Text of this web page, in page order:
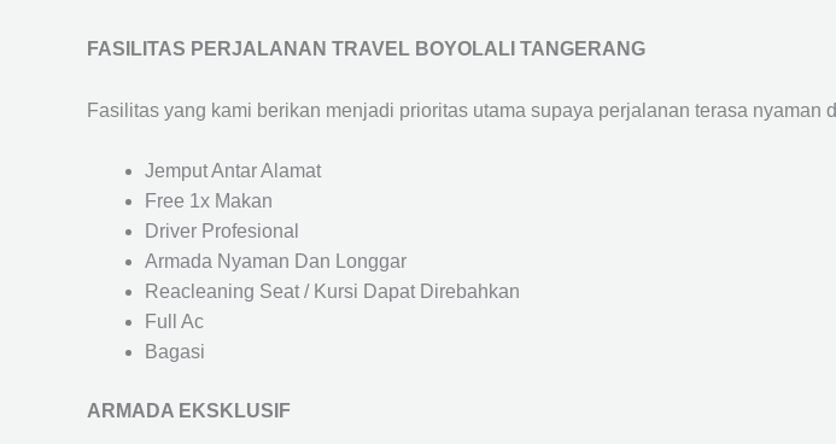
FASILITAS PERJALANAN TRAVEL BOYOLALI TANGERANG
Fasilitas yang kami berikan menjadi prioritas utama supaya perjalanan terasa
Jemput Antar Alamat
Free 1x Makan
Driver Profesional
Armada Nyaman Dan Longgar
Reacleaning Seat / Kursi Dapat Direbahkan
Full Ac
Bagasi
ARMADA EKSKLUSIF